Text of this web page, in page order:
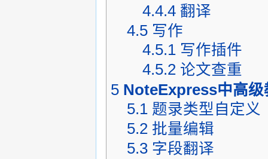
4.4.4 翻译
4.5 写作
4.5.1 写作插件
4.5.2 论文查重
5 NoteExpress中高级
5.1 题录类型自定义
5.2 批量编辑
5.3 字段翻译